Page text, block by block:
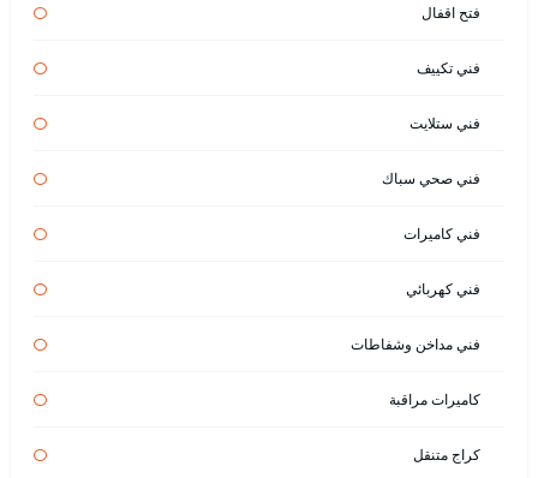
فتح اقفال
فني تكييف
فني ستلايت
فني صحي سباك
فني كاميرات
فني كهربائي
فني مداخن وشفاطات
كاميرات مراقبة
كراج متنقل